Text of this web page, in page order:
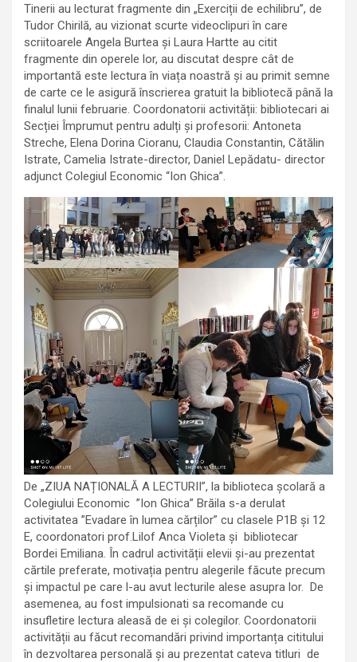
Tinerii au lecturat fragmente din „Exerciții de echilibru”, de
Tudor Chirilă, au vizionat scurte videoclipuri în care
scriitoarele Angela Burtea și Laura Hartte au citit
fragmente din operele lor, au discutat despre cât de
importantă este lectura în viața noastră și au primit semne
de carte ce le asigură înscrierea gratuit la bibliotecă până la
finalul lunii februarie. Coordonatorii activității: bibliotecari ai
Secției Împrumut pentru adulți și profesorii: Antoneta
Streche, Elena Dorina Cioranu, Claudia Constantin, Cătălin
Istrate, Camelia Istrate-director, Daniel Lepădatu- director
adjunct Colegiul Economic “Ion Ghica”.
De „ZIUA NAȚIONALĂ A LECTURII”, la biblioteca școlară a
Colegiului Economic ”Ion Ghica” Brăila s-a derulat
activitatea ”Evadare în lumea cărților” cu clasele P1B și 12
E, coordonatori prof.Lilof Anca Violeta și bibliotecar
Bordei Emiliana. În cadrul activității elevii și-au prezentat
cărtile preferate, motivația pentru alegerile făcute precum
și impactul pe care l-au avut lecturile alese asupra lor. De
asemenea, au fost impulsionati sa recomande cu
insufletire lectura aleasă de ei și colegilor. Coordonatorii
activității au făcut recomandări privind importanța cititului
în dezvoltarea personală și au prezentat cateva titluri de